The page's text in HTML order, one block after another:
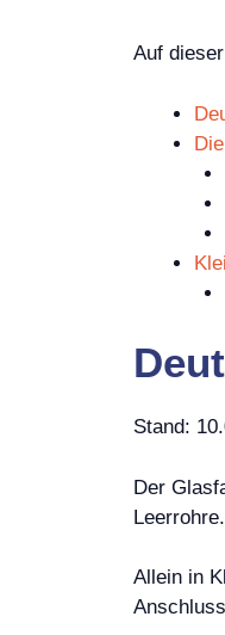
Auf
Stand:
Der
Allein in